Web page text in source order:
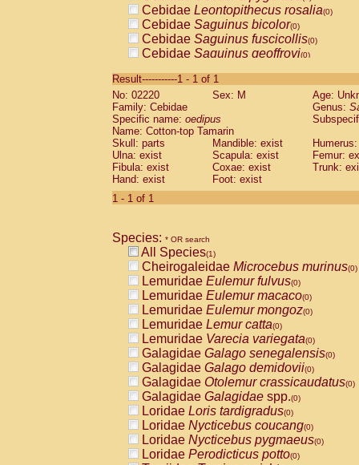
Cebidae Leontopithecus rosalia(0)
Cebidae Saguinus bicolor(0)
Cebidae Saguinus fuscicollis(0)
Cebidae Saguinus geoffroyi(0)
CebidaeSaguinus labiatus(0)
Cebidae Saguinus leucopus (0)
Cebidae
CebidaeSaguinus mystax
Cebidae Saguinus nigricollis (0)
Cebidae Saguinus oedipus
Cebidae Saguinus weddelli
Cebidae Saguinusspp.
Cebidae
CebidaeCebus capucinus
CebidaeCebus nigrivittatus
CebidaeCebus spp.(0)
CebidaeSaimiri boliviensis(0)
CebidaeSaimiri sciureus(0)
AtelidaeAlouatta caraya(0)
AtelidaeAlouatta fusca(0)
AtelidaeAlouatta seniculus(0)
AtelidaeAlouattaspp.(0)
AtelidaeAteles belzebuth(0)
AtelidaeAteles geoffroyi(0)
AtelidaeAteles paniscus(0)
AtelidaeAtelesspp.(0)
AtelidaeLagothrix lagothricha(0)
AtelidaeLagothrix lagothricha cana
PitheciidaeCacajao calvus
Result-----------1 - 1 of 1
No: 02220
Sex: M
Age:
Family: Cebidae
Genus:
Specific name: oedipus
Name: Cotton-top Tamarin
Skull: parts
Mandible: exist
Ulna: exist
Scapula: exist
Femur:
Fibula: exist
Coxae: exist
Trunk:
Hand: exist
Foot: exist
1 - 1 of 1
Species: * OR search
All Species(1)
Cheirogaleidae Microcebus murinus(0)
Lemuridae Eulemur fulvus(0)
Lemuridae Eulemur macaco(0)
Lemuridae Eulemur mongoz(0)
Lemuridae Lemur catta(0)
Lemuridae Varecia variegata(0)
Galagidae Galago senegalensis(0)
Galagidae Galago demidovii(0)
Galagidae Otolemur crassicaudatus(0)
Galagidae Galagidae spp.(0)
Loridae Loris tardigradus(0)
Loridae Nycticebus coucang(0)
Loridae Nycticebus pygmaeus(0)
Loridae Perodicticus potto(0)